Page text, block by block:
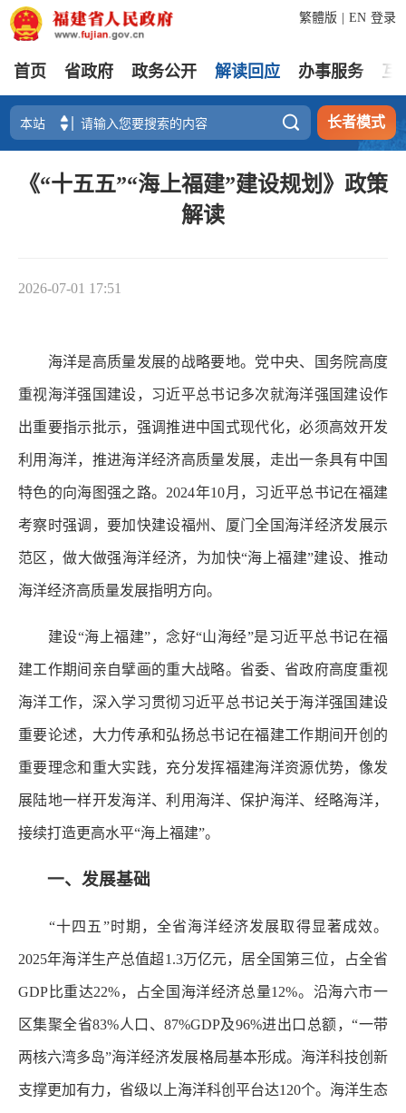
登录
繁體版 EN
首页 省政府 政务公开 解读回应 办事服务 互
 长者模式
《“十五五”“海上福建”建设规划》政策
解读
2026-07-01 17:51
海洋是高质量发展的战略要地。党中央、国务院高度
重视海洋强国建设，习近平总书记多次就海洋强国建设作
出重要指示批示，强调推进中国式现代化，必须高效开发
利用海洋，推进海洋经济高质量发展，走出一条具有中国
特色的向海图强之路。2024年10月，习近平总书记在福建
考察时强调，要加快建设福州、厦门全国海洋经济发展示
范区，做大做强海洋经济，为加快“海上福建”建设、推动
海洋经济高质量发展指明方向。
建设“海上福建”，念好“山海经”是习近平总书记在福
建工作期间亲自擘画的重大战略。省委、省政府高度重视
海洋工作，深入学习贯彻习近平总书记关于海洋强国建设
重要论述，大力传承和弘扬总书记在福建工作期间开创的
重要理念和重大实践，充分发挥福建海洋资源优势，像发
展陆地一样开发海洋、利用海洋、保护海洋、经略海洋，
接续打造更高水平“海上福建”。
一、发展基础
“十四五”时期，全省海洋经济发展取得显著成效。
2025年海洋生产总值超1.3万亿元，居全国第三位，占全省
GDP比重达22%，占全国海洋经济总量12%。沿海六市一
区集聚全省83%人口、87%GDP及96%进出口总额，“一带
两核六湾多岛”海洋经济发展格局基本形成。海洋科技创新
支撑更加有力，省级以上海洋科创平台达120个。海洋生态